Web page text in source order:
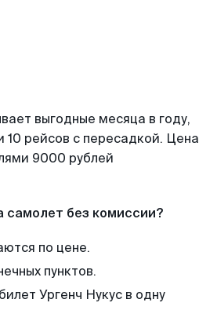
выгодные месяца в году,
рейсов с пересадкой. Цена
9000 рублей
самолет без комиссии?
по цене.
пунктов.
Ургенч Нукус в одну